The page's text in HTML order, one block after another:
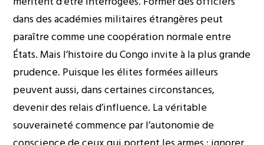
dans des académies militaires étrangères peut
paraître comme une coopération normale entre
États. Mais l’histoire du Congo invite à la plus grande
prudence. Puisque les élites formées ailleurs
peuvent aussi, dans certaines circonstances,
devenir des relais d’influence. La véritable
souveraineté commence par l’autonomie de